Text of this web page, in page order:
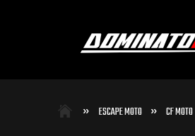
» ESCAPE MOTO » CF MOTO